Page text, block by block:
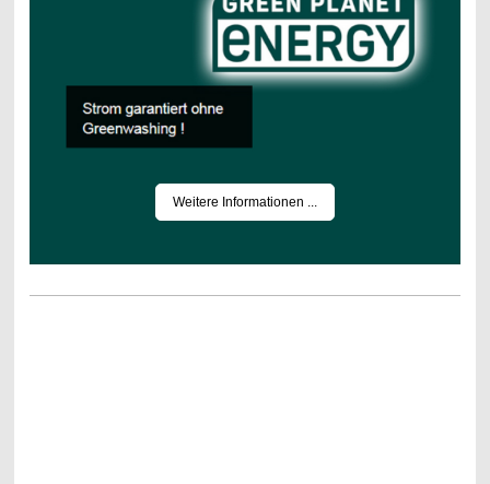
Weitere Informationen ...